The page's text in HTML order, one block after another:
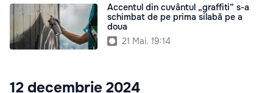
Accentul din cuvântul „graffiti” s-a
schimbat de pe prima silabă pe a
doua
21 Mai. 19:14
12 decembrie 2024